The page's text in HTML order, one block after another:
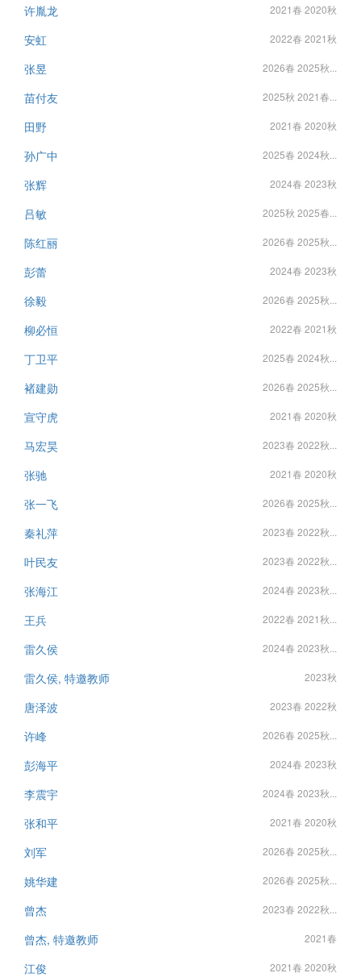
许胤龙 2021春 2020秋
安虹 2022春 2021秋
张昱 2026春 2025秋...
苗付友 2025秋 2021春...
田野 2021春 2020秋
孙广中 2025春 2024秋...
张辉 2024春 2023秋
吕敏 2025秋 2025春...
陈红丽 2026春 2025秋...
彭蕾 2024春 2023秋
徐毅 2026春 2025秋...
柳必恒 2022春 2021秋
丁卫平 2025春 2024秋...
褚建勋 2026春 2025秋...
宣守虎 2021春 2020秋
马宏昊 2023春 2022秋...
张驰 2021春 2020秋
张一飞 2026春 2025秋...
秦礼萍 2023春 2022秋...
叶民友 2023春 2022秋...
张海江 2024春 2023秋...
王兵 2022春 2021秋...
雷久侯 2024春 2023秋...
雷久侯, 特邀教师 2023秋
唐泽波 2023春 2022秋
许峰 2026春 2025秋...
彭海平 2024春 2023秋
李震宇 2024春 2023秋...
张和平 2021春 2020秋
刘军 2026春 2025秋...
姚华建 2026春 2025秋...
曾杰 2023春 2022秋...
曾杰, 特邀教师 2021春
江俊 2021春 2020秋